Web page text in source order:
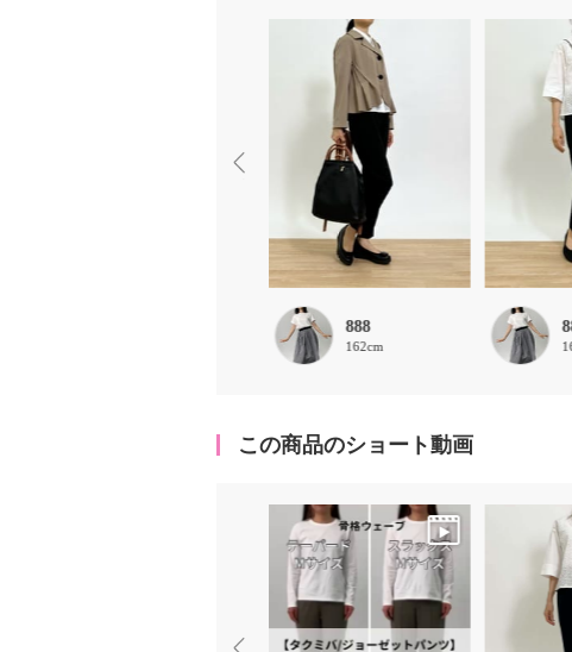
888
162cm
この商品のショート動画